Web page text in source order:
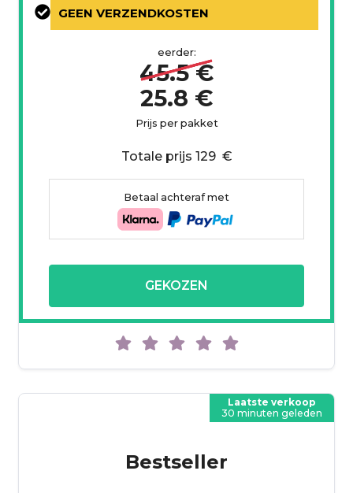
GEEN VERZENDKOSTEN
eerder:
45.5 €
25.8 €
Prijs per pakket
Totale prijs 129 €
Betaal achteraf met
GEKOZEN
Laatste verkoop
30 minuten geleden
Bestseller